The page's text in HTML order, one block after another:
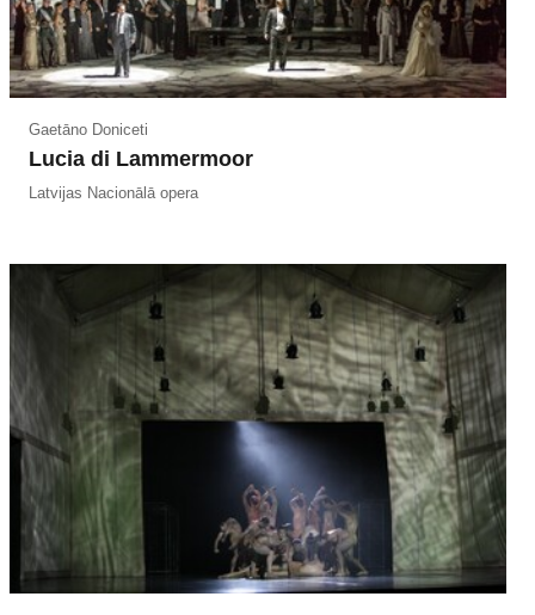
Gaetāno Doniceti
Lucia di Lammermoor
Latvijas Nacionālā opera